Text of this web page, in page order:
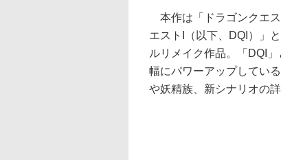
本作は「ドラゴンクエ
エストI（以下、DQI）」
ルリメイク作品。「DQI
幅にパワーアップしてい
や妖精族、新シナリオの